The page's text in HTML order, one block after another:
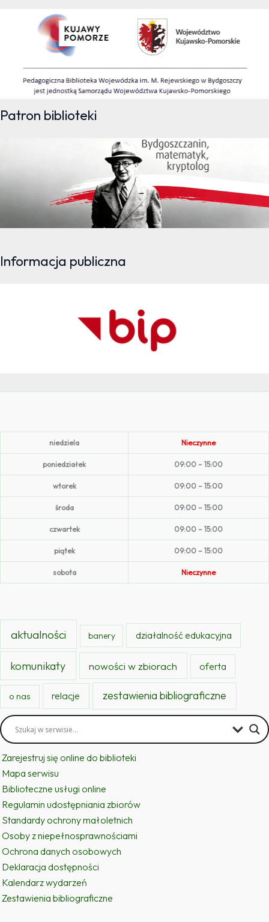
Patron biblioteki
Informacja publiczna
niedziela Nieczynne
poniedziałek 09:00 – 15:00
wtorek 09:00 – 15:00
środa 09:00 – 15:00
czwartek 09:00 – 15:00
piątek 09:00 – 15:00
sobota Nieczynne
aktualności banery działalność edukacyjna
komunikaty nowości w zbiorach oferta
o nas relacje zestawienia bibliograficzne
Zarejestruj się online do biblioteki
Mapa serwisu
Biblioteczne usługi online
Regulamin udostępniania zbiorów
Standardy ochrony małoletnich
Osoby z niepełnosprawnościami
Ochrona danych osobowych
Deklaracja dostępności
Kalendarz wydarzeń
Zestawienia bibliograficzne